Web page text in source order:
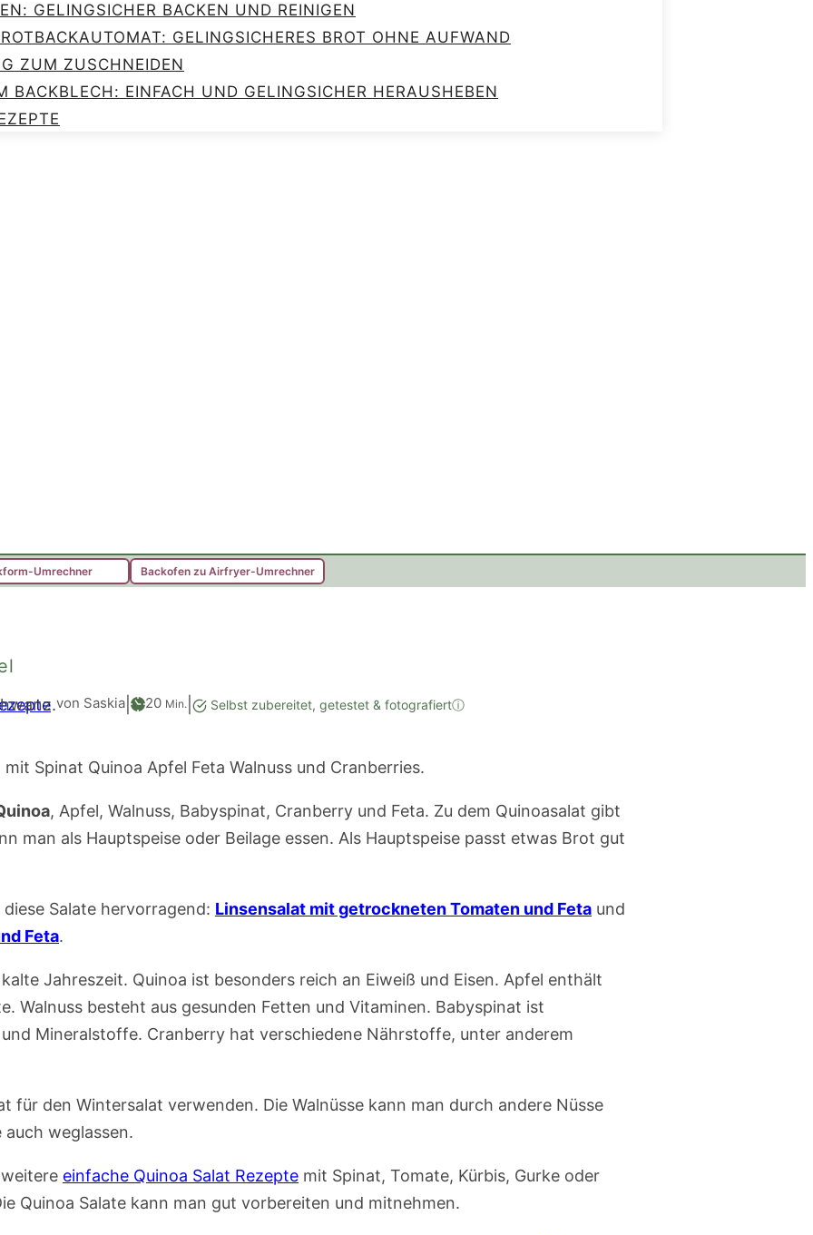
GELINGSICHER BACKEN UND REINIGEN
GELINGSICHERES BROT OHNE AUFWAND
ZUM ZUSCHNEIDEN
EINFACH UND GELINGSICHER HERAUSHEBEN
Umrechner Backofen zu Airfryer-Umrechner
von Saskia 20Minuten
Min. Selbst zubereitet, getestet & fotografiertⓘ
, Apfel, Walnuss, Babyspinat, Cranberry und Feta. Zu dem Quinoasalat gibt
man als Hauptspeise oder Beilage essen. Als Hauptspeise passt etwas Brot gut
Salate hervorragend: Linsensalat mit getrockneten Tomaten und Feta und
Feta.
Jahreszeit. Quinoa ist besonders reich an Eiweiß und Eisen. Apfel enthält
Walnuss besteht aus gesunden Fetten und Vitaminen. Babyspinat ist
Mineralstoffe. Cranberry hat verschiedene Nährstoffe, unter anderem
für den Wintersalat verwenden. Die Walnüsse kann man durch andere Nüsse
weglassen.
einfache Quinoa Salat Rezepte mit Spinat, Tomate, Kürbis, Gurke oder
Quinoa Salate kann man gut vorbereiten und mitnehmen.